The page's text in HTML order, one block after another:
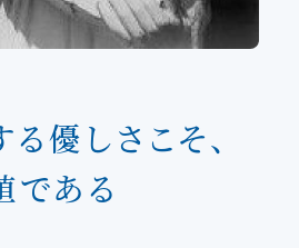
優しさこそ、
である